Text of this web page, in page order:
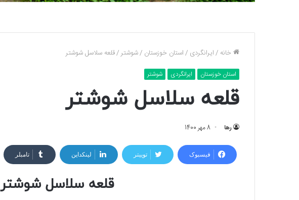
خانه /ایرانگردی /استان خوزستان /شوشتر/قلعه سلاسل شوشتر
استان خوزستان ایرانگردی شوشتر
قلعه سلاسل شوشتر
رها 8 مهر 1400
فیسبوک توییتر لینکداین تامبلر
قلعه سلاسل شوشتر